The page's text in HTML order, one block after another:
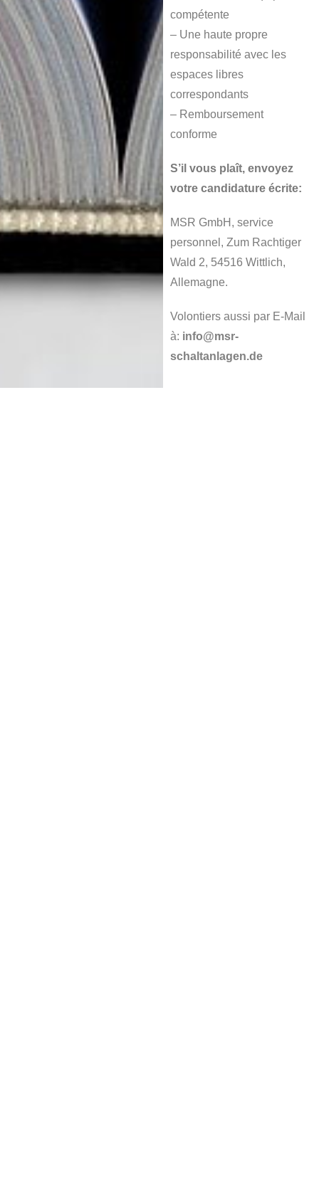
compétente
– Une haute propre
responsabilité avec les
espaces libres
correspondants
– Remboursement
conforme
S’il vous plaît, envoyez
votre candidature écrite:
MSR GmbH, service
personnel, Zum Rachtiger
Wald 2, 54516 Wittlich,
Allemagne.
Volontiers aussi par E-Mail
à: info@msr-
schaltanlagen.de